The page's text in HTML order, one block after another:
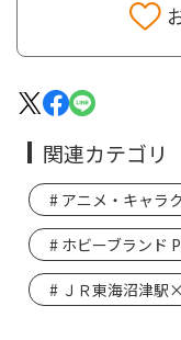
関連カテゴリ
アニメ・キャラ
ホビーブランド
ＪＲ東海沼津駅